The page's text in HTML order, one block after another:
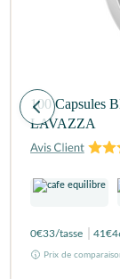
100 Capsules
LAVAZZA
0€33/tasse 41
Prix de